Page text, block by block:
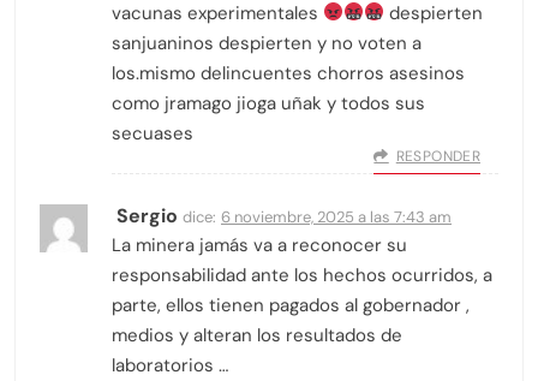
vacunas experimentales
despierten
sanjuaninos despierten y no voten a
los.mismo delincuentes chorros asesinos
como jramago jioga uñak y todos sus
secuases
RESPONDER
Sergio dice: 6 noviembre, 2025 a las 7:43 am
La minera jamás va a reconocer su
responsabilidad ante los hechos ocurridos, a
parte, ellos tienen pagados al gobernador ,
medios y alteran los resultados de
laboratorios …